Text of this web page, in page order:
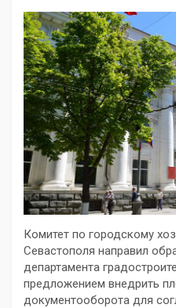
Комитет по городскому
Севастополя направил
департамента
предложением внедрить
документооборота для